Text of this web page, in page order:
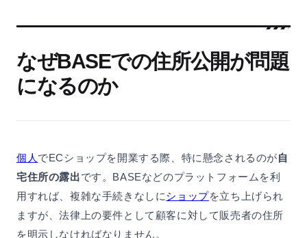
なぜBASEでの住所公開が問題
になるのか
個人 でECショップを開業する際、特に懸念されるのが自
宅住所の露出です。BASEなどのプラットフォームを利
用すれば、複雑な手続きなしにショップを立ち上げられ
ますが、法律上の要件として顧客に対して販売者の住所
を明示しなければなりません。